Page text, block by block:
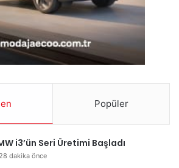
Popüler
i3’ün Seri Üretimi Başladı
28 dakika önce